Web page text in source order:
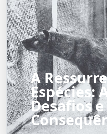
A
Espécies:
Desafios e